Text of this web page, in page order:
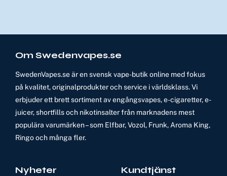
Om Swedenvapes.se
SwedenVapes.se är en svensk vape-butik online med fokus
på kvalitet, originalprodukter och service i världsklass. Vi
erbjuder ett brett sortiment av engångsvapes, e-cigaretter, e-
juicer, shortfills och nikotinsalter från marknadens mest
populära varumärken – som Elfbar, Vozol, Frunk, Aroma King,
Ringo och många fler.
Nyheter Kundtjänst